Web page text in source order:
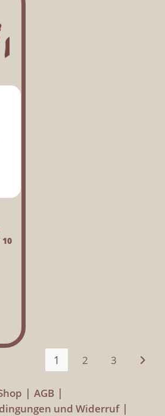
1 2 3
AGB
und Widerruf